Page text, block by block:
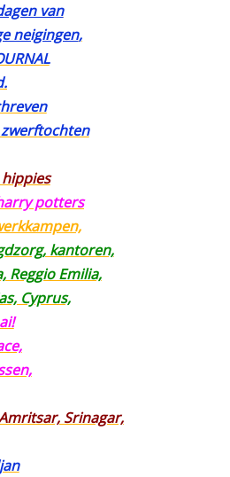
van
neigingen,
potters
kantoren,
Reggio Emilia,
Cyprus,
Srinagar,